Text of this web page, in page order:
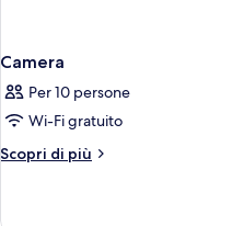
Camera
Per 10 persone
Wi-Fi gratuito
Scopri di più
Altri